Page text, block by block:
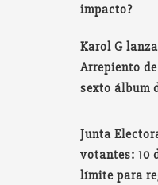
impacto?
Karol G
Arrepiento
sexto álbum
Junta
votantes: 10
límite para